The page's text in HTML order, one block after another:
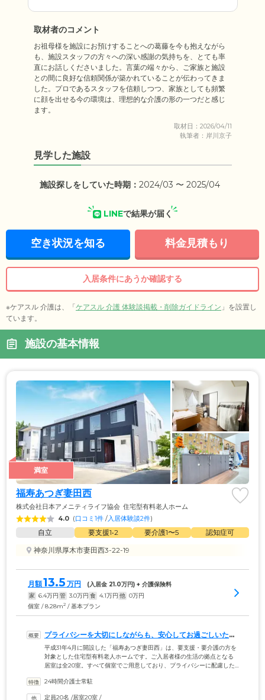
取材者のコメント
お祖母様を施設にお預けすることへの葛藤を今も抱えながら
も、施設スタッフの方々への深い感謝の気持ちを、とても率
直にお話しくださいました。言葉の端々から、ご家族と施設
との間に良好な信頼関係が築かれていることが伝わってきま
した。プロであるスタッフを信頼しつつ、家族としても頻繁
に顔を出せる今の環境は、理想的な介護の形の一つだと感じ
ます。
取材日：2026/04/11
執筆者：岸川京子
見学した施設
施設探しをしていた時期： 2024/03 〜 2025/04
LINEで結果が届く
空き状況を知る 料金見積もり
入居条件にあうか確認する
※ケアスル 介護は、「ケアスル 介護 体験談掲載・削除ガイドライン 」を設置し
ています。
施設の基本情報
満室
福寿あつぎ妻田西
株式会社日本アメニティライフ協会 住宅型有料老人ホーム
4.0 (口コミ1件 /入居体験談2件)
自立 要支援1•2 要介護1〜5
認知症可
神奈川県厚木市妻田西3-22-19
月額13.5 万円 (入居金 21.0万円) + 介護保険料
家 6.4万円 管 3.0万円 食 4.1万円 他 0万円
個室 / 8.28m2 / 基本プラン
プライバシーを大切にしながらも、安心してお過ごしいただ
けます
平成31年4月に開設した「福寿あつぎ妻田西」は、要支援・要介護の方を
対象とした住宅型有料老人ホームです。ご入居者様の生活の拠点となる
居室は全20室。すべて個室でご用意しており、プライバシーに配慮した
んだり、ご自宅での生活を大きく変えることなく、ご入居者様それぞれ
24時間介護士常駐
定員20名 /居室20室 /